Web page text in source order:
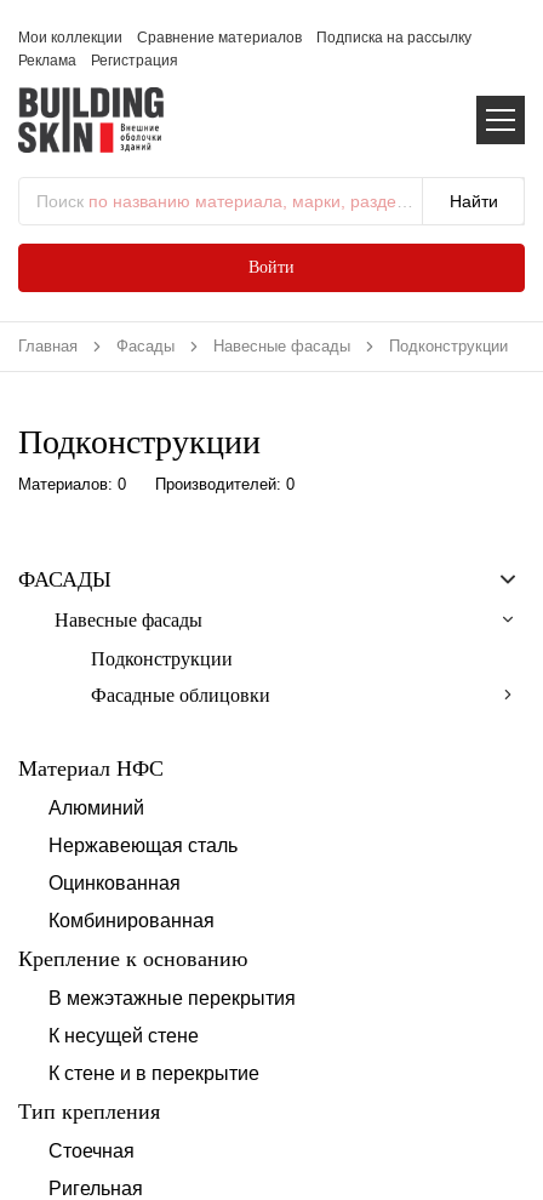
Мои коллекции Сравнение материалов
Подписка на рассылку
Реклама
Регистрация
Поиск по названию материала, марки, раздела...
Войти
Главная Фасады Навесные фасады Подконструкции
Подконструкции
Материалов: 0 Производителей: 0
ФАСАДЫ
Навесные фасады
Подконструкции
Фасадные облицовки
Материал НФС
Алюминий
Нержавеющая сталь
Оцинкованная
Комбинированная
Крепление к основанию
В межэтажные перекрытия
К несущей стене
К стене и в перекрытие
Тип крепления
Стоечная
Ригельная